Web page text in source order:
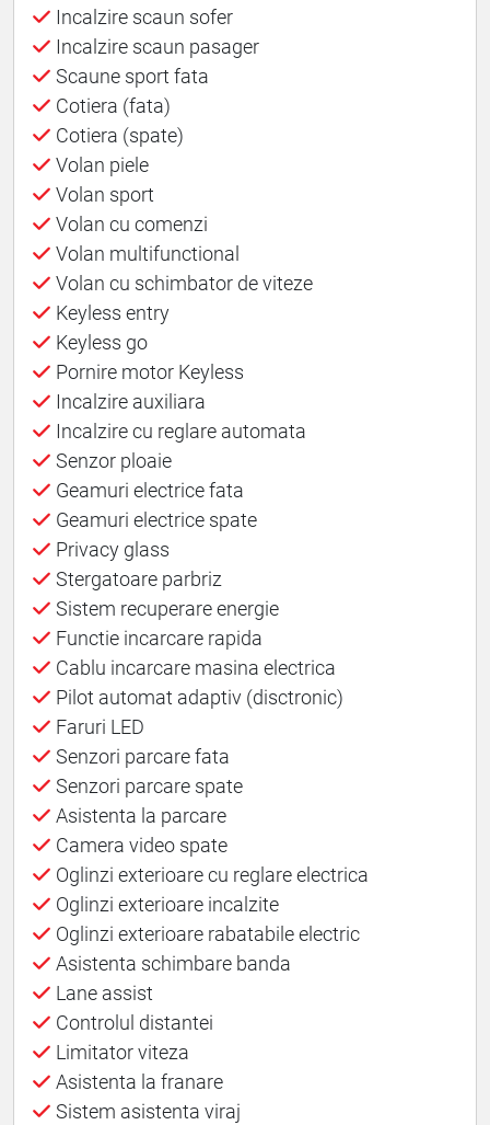
Incalzire scaun sofer
Incalzire scaun pasager
Scaune sport fata
Cotiera (fata)
Cotiera (spate)
Volan piele
Volan sport
Volan cu comenzi
Volan multifunctional
Volan cu schimbator de viteze
Keyless entry
Keyless go
Pornire motor Keyless
Incalzire auxiliara
Incalzire cu reglare automata
Senzor ploaie
Geamuri electrice fata
Geamuri electrice spate
Privacy glass
Stergatoare parbriz
Sistem recuperare energie
Functie incarcare rapida
Cablu incarcare masina electrica
Pilot automat adaptiv (disctronic)
Faruri LED
Senzori parcare fata
Senzori parcare spate
Asistenta la parcare
Camera video spate
Oglinzi exterioare cu reglare electrica
Oglinzi exterioare incalzite
Oglinzi exterioare rabatabile electric
Asistenta schimbare banda
Lane assist
Controlul distantei
Limitator viteza
Asistenta la franare
Sistem asistenta viraj